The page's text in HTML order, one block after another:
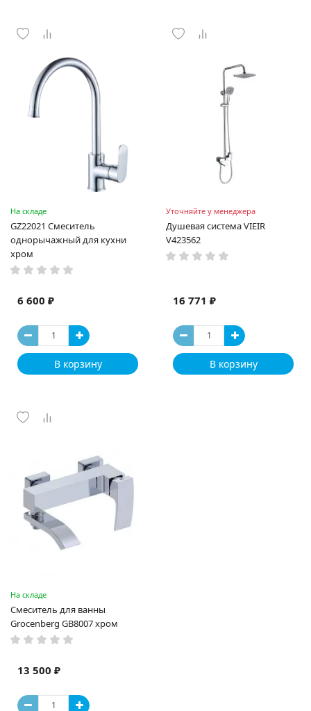
На складе
GZ22021 Смеситель
однорычажный для кухни
хром
6 600 ₽
В корзину
Уточняйте у менеджера
Душевая система VIEIR
V423562
16 771 ₽
В корзину
На складе
Смеситель для ванны
Grocenberg GB8007 хром
13 500 ₽